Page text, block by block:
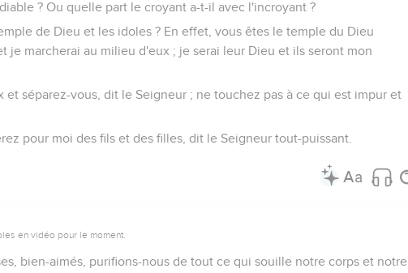
? Ou quelle part le croyant a-t-il avec l'incroyant ?
de Dieu et les idoles ? En effet, vous êtes le temple du Dieu
je marcherai au milieu d'eux ; je serai leur Dieu et ils seront mon
séparez-vous, dit le Seigneur ; ne touchez pas à ce qui est impur et
pour moi des fils et des filles, dit le Seigneur tout-puissant.
en vidéo pour le moment.
bien-aimés, purifions-nous de tout ce qui souille notre corps et notre